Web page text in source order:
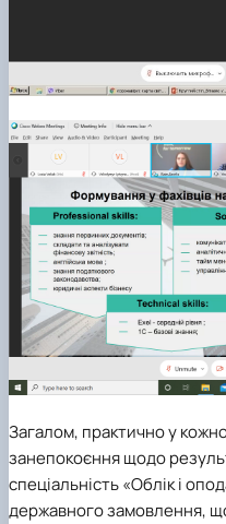
Загалом, практично у
занепокоєння щодо
спеціальність «Облік і
державного замовлення,